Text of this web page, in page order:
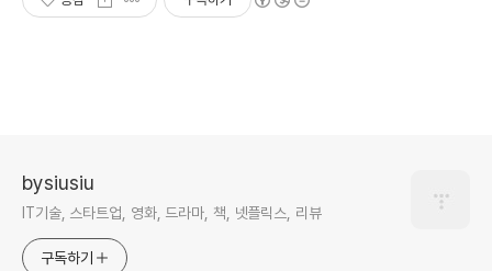
bysiusiu
IT기술, 스타트업, 영화, 드라마, 책, 넷플릭스, 리뷰
구독하기